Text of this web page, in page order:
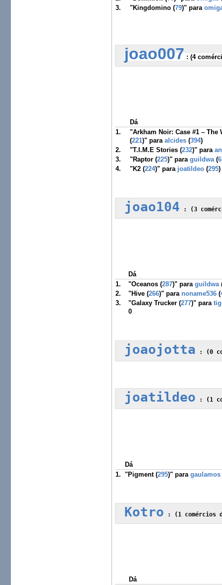
3.
"Kingdomino (79)" para
joao007 : (4
Dá
1.
"Arkham Noir: Case #1 – The
(221)" paraalcides (394)
2.
"T.I.M.E Stories (232)" para
3.
"Raptor (225)" paraguildwa(
4.
"K2 (224)" para joatildeo (295)
joao104 : (3
Dá
1.
"Oceanos (287)" paraguildwa
2.
"Hive (266)" para noname536 (
3.
"Galaxy Trucker (277)" para
0
joaojotta : (0
joatildeo :
Dá
1.
"Pigment (295)" paragaulamos
Kotro :
Dá